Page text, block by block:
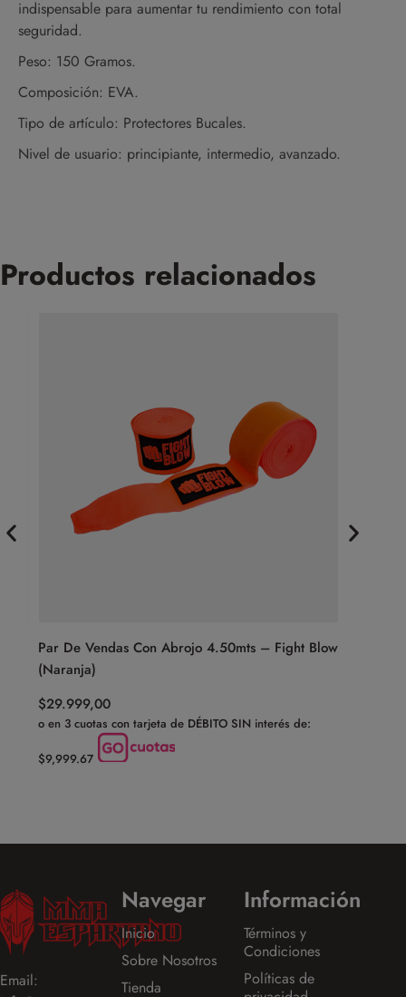
indispensable para aumentar tu rendimiento con total
seguridad.
Peso: 150 Gramos.
Composición: EVA.
Tipo de artículo: Protectores Bucales.
Nivel de usuario: principiante, intermedio, avanzado.
Productos relacionados
Par De Vendas Con Abrojo 4.50mts – Fight Blow
(Naranja)
29.999,00
o en 3 cuotas con tarjeta de DÉBITO SIN interés de:
$9,999.67
Email:
Navegar
Inicio
Sobre Nosotros
Tienda
Información
Términos y
Condiciones
Políticas de